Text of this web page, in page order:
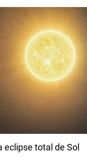
eclipse total de Sol